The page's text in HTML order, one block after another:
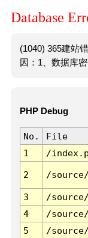
Database
(1040) 365建站
因：1、数据库
PHP Debug
No. File
1
/
2 /
3 /
4
/
5
/